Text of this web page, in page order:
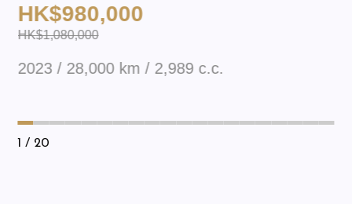
HK$980,000
HK$1,080,000
2023 / 28,000 km / 2,989 c.c.
1 / 20